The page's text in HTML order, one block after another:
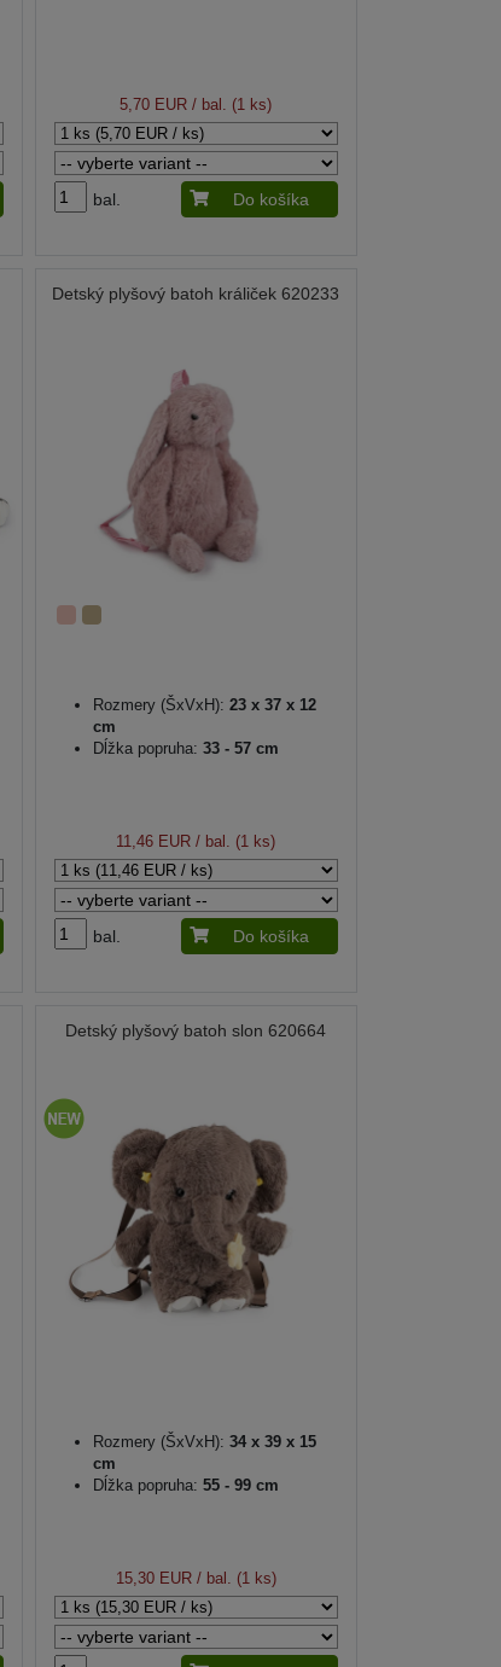
5,70 EUR / bal. (1 ks)
bal. Do košíka
Detský plyšový batoh králiček 620233
Rozmery (ŠxVxH): 23 x 37 x 12
cm
Dĺžka popruha: 33 - 57 cm
11,46 EUR / bal. (1 ks)
bal. Do košíka
Detský plyšový batoh slon 620664
Rozmery (ŠxVxH): 34 x 39 x 15
cm
Dĺžka popruha: 55 - 99 cm
15,30 EUR/ bal. (1 ks)